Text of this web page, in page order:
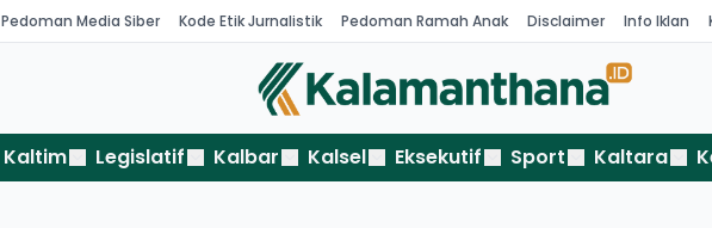
Pedoman Media Siber Kode Etik Jurnalistik Pedoman Ramah Anak Disclaimer Info Iklan
Kaltim Legislatif Kalbar Kalsel Eksekutif Sport Kaltara